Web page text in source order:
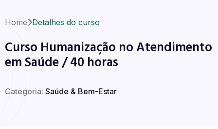
Home Detalhes do curso
Curso Humanização no Atendimento
em Saúde / 40 horas
Categoria: Saúde & Bem-Estar